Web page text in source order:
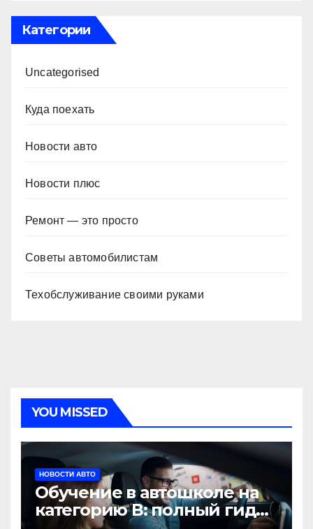
Категории
Uncategorised
Куда поехать
Новости авто
Новости плюс
Ремонт — это просто
Советы автомобилистам
Техобслуживание своими руками
YOU MISSED
НОВОСТИ АВТО
Обучение в автошколе на
категорию В: полный гид